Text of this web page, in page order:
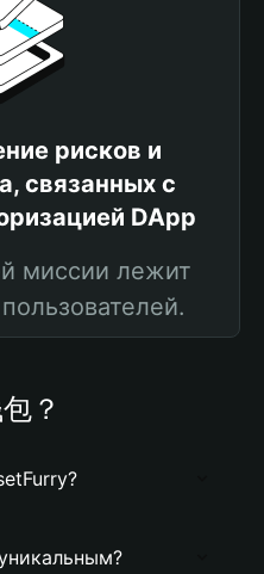
рисков и
связанных с
DApp
миссии лежит
？